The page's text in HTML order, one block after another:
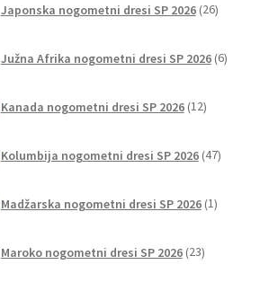
Japonska nogometni dresi SP 2026 26izdelkov
Južna Afrika nogometni dresi SP 2026 6izdelkov
Kanada nogometni dresi SP 2026 12izdelkov
Kolumbija nogometni dresi SP 2026 47izdelkov
Madžarska nogometni dresi SP 2026 1izdelek
Maroko nogometni dresi SP 2026 23izdelkov